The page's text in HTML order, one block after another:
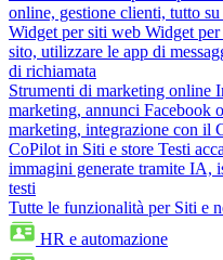
online, gestione clienti, tutto
Widget per siti web Widget
sito, utilizzare le app di
di richiamata
Strumenti di marketing online
marketing, annunci Facebook
marketing, integrazione con il
CoPilot in Siti e store Testi
immagini generate tramite IA,
testi
Tutte le funzionalità per Siti e
HR e automazione